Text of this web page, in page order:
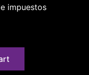
impuestos